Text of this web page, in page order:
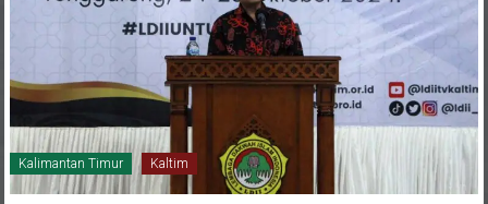
Kalimantan Timur Kaltim